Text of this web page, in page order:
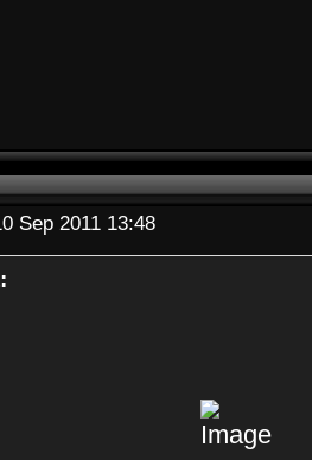
Sep 2011 13:48